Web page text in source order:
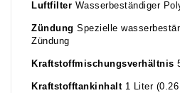
Luftfilter Wasserbeständiger
Zündung Spezielle
Zündung
Kraftstoffmischungsverhältnis
Kraftstofftankinhalt1 Liter (0.26